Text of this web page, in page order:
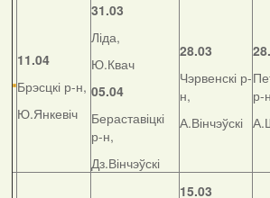
11.04
Брэсцкі р-н,
Ю.Янкевіч
31.03
Ліда,
Ю.Квач
05.04
Бераставіцкі
р-н,
Дз.Вінчэўскі
28.03
Чэрвенскі р-
н,
А.Вінчэўскі
р-
15.03